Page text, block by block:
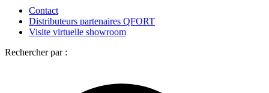
Contact
Distributeurs partenaires QFORT
Visite virtuelle showroom
Rechercher par :